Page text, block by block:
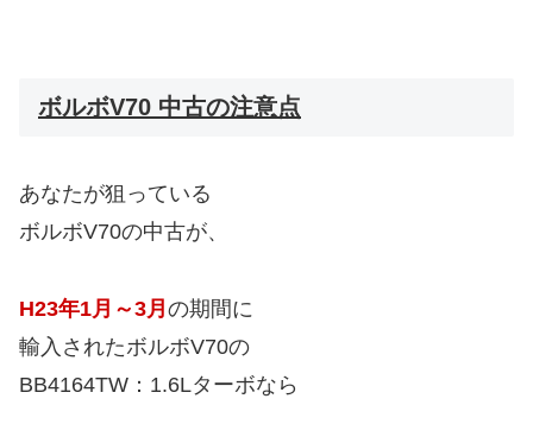
ボルボV70 中古の注意点
あなたが狙っている
ボルボV70の中古が、
H23年1月～3月 の期間に
輸入されたボルボV70の
BB4164TW：1.6Lターボなら